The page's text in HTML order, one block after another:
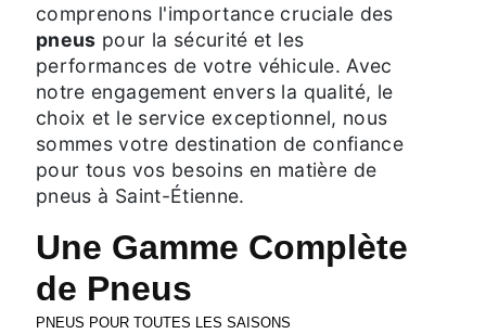
comprenons l'importance cruciale des
pneus pour la sécurité et les
performances de votre véhicule. Avec
notre engagement envers la qualité, le
choix et le service exceptionnel, nous
sommes votre destination de confiance
pour tous vos besoins en matière de
pneus à Saint-Étienne.
Une Gamme Complète
de Pneus
PNEUS POUR TOUTES LES SAISONS